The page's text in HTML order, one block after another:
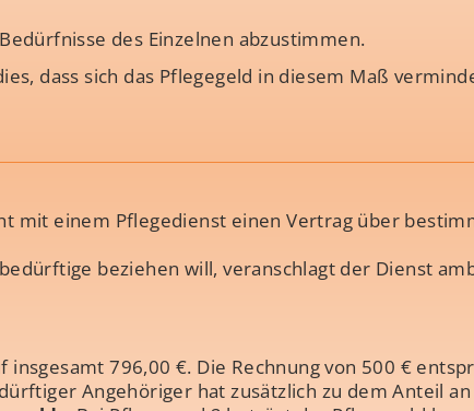
des Einzelnen abzustimmen.
dass sich das Pflegegeld in diesem Maß
mit einem Pflegedienst einen Vertrag über
beziehen will, veranschlagt der Dienst
insgesamt 796,00 €. Die Rechnung von 500 €
Angehöriger hat zusätzlich zu dem Anteil